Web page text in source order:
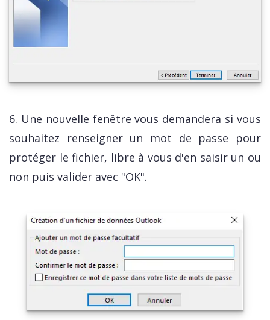
6. Une nouvelle fenêtre vous demandera si vous
souhaitez renseigner un mot de passe pour
protéger le fichier, libre à vous d'en saisir un ou
non puis valider avec "OK".